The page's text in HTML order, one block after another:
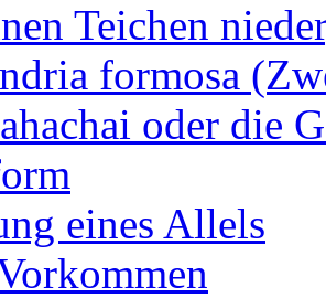
Teichen
formosa
oder die
eines Allels